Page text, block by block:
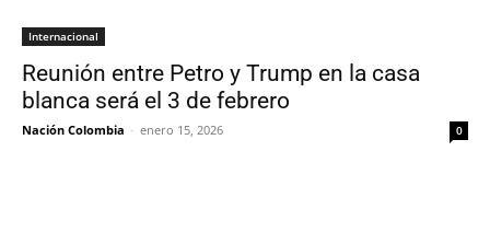
Internacional
Reunión entre Petro y Trump en la casa
blanca será el 3 de febrero
Nación Colombia - enero 15, 2026 0